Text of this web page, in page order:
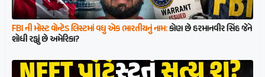
FBI ની મોસ્ટ વોન્ટેડ લિસ્ટમાં વધુ એક ભારતીયનું નામ:કોણ છે હરમાનવીર સિંહ જેને
શોધી રહ્યું છે અમેરિકા?